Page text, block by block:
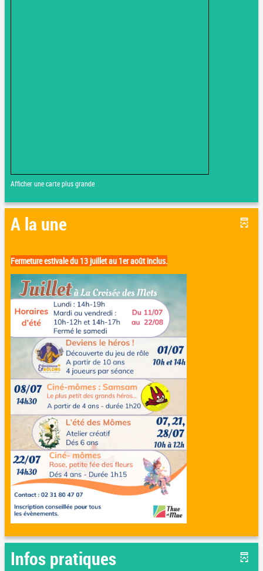
Afficher une carte plus grande
A la une
Fermeture estivale du 13 juillet au 1er août inclus.
Infos pratiques